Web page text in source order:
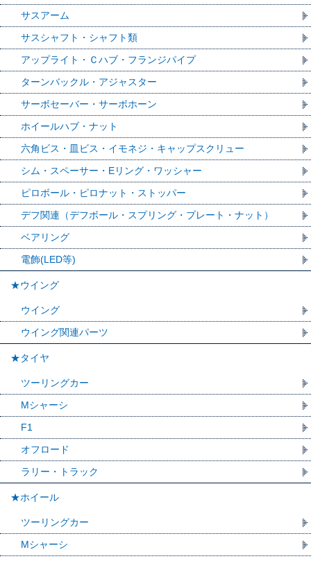
サスアーム
サスシャフト・シャフト類
アップライト・Ｃハブ・フランジパイプ
ターンバックル・アジャスター
サーボセーバー・サーボホーン
ホイールハブ・ナット
六角ビス・皿ビス・イモネジ・キャップスクリュー
シム・スペーサー・Eリング・ワッシャー
ピロボール・ピロナット・ストッパー
デフ関連（デフボール・スプリング・プレート・ナット）
ベアリング
電飾(LED等)
★ウイング
ウイング
ウイング関連パーツ
★タイヤ
ツーリングカー
Mシャーシ
F1
オフロード
ラリー・トラック
★ホイール
ツーリングカー
Mシャーシ